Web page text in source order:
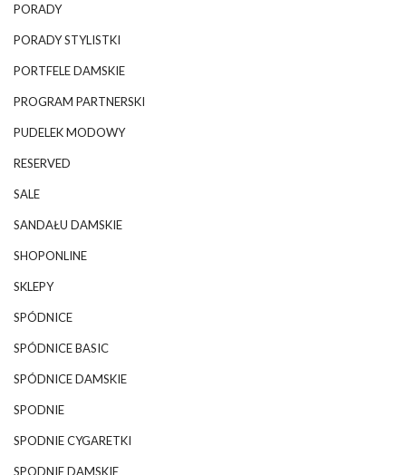
PORADY
PORADY STYLISTKI
PORTFELE DAMSKIE
PROGRAM PARTNERSKI
PUDELEK MODOWY
RESERVED
SALE
SANDAŁU DAMSKIE
SHOPONLINE
SKLEPY
SPÓDNICE
SPÓDNICE BASIC
SPÓDNICE DAMSKIE
SPODNIE
SPODNIE CYGARETKI
SPODNIE DAMSKIE